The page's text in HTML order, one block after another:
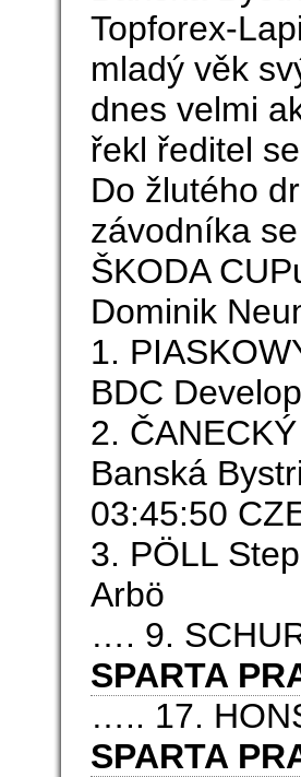
Topforex-
mladý věk
dnes velmi
řekl ředitel
Do žlutého
závodníka
ŠKODA
Dominik
1.
BDC
2.
Banská
03:45:50
3. PÖLL
Arbö
…. 9.
SPARTA
….. 17.
SPARTA